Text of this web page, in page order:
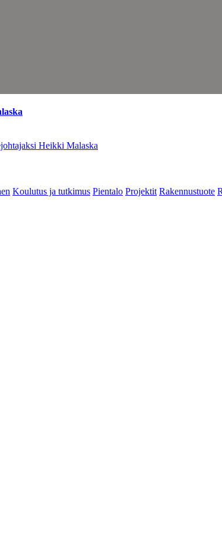
Heikki Malaska
Koulutus ja tutkimus Pientalo Projektit Rakennustuote